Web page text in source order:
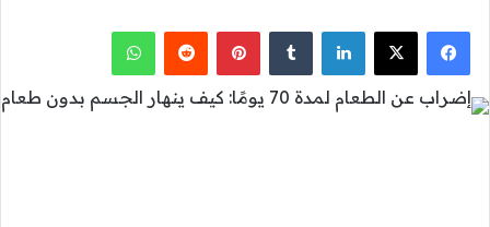
فيسبوك
‫X لينكدإن بينتيريست واتساب